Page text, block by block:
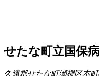
せたな町立国保
久遠郡せたな町瀬棚区本町